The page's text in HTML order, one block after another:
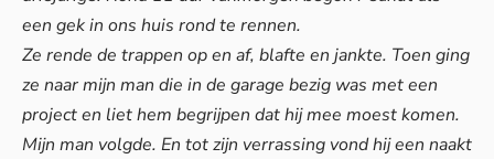
een gek in ons huis rond te rennen.
Ze rende de trappen op en af, blafte en jankte. Toen ging
ze naar mijn man die in de garage bezig was met een
project en liet hem begrijpen dat hij mee moest komen.
Mijn man volgde. En tot zijn verrassing vond hij een naakt